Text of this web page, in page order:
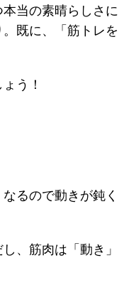
当の素晴らしさに
既に、「筋トレを
う！
るので動きが鈍く
、筋肉は「動き」